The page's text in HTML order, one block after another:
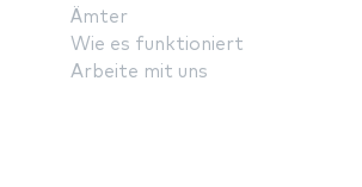
Ämter
Wie es funktioniert
Arbeite mit uns